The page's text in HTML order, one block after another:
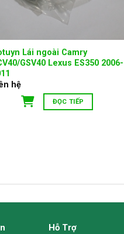
Lái ngoài Camry
GSV40 Lexus ES350 2006-
hệ
ĐỌC TIẾP
Hỗ Trợ